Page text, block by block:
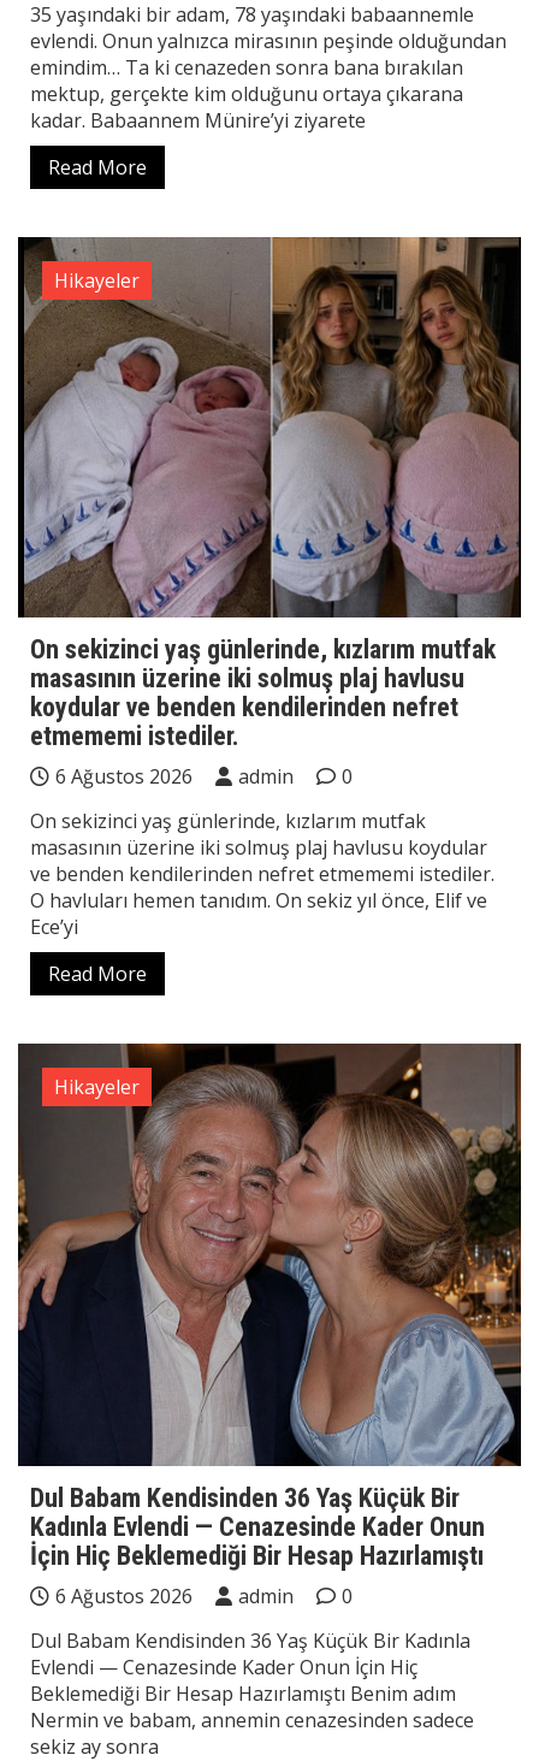
35 yaşındaki bir adam, 78 yaşındaki babaannemle
evlendi. Onun yalnızca mirasının peşinde olduğundan
emindim… Ta ki cenazeden sonra bana bırakılan
mektup, gerçekte kim olduğunu ortaya çıkarana
kadar. Babaannem Münire’yi ziyarete
Read More
Hikayeler
On sekizinci yaş günlerinde, kızlarım mutfak
masasının üzerine iki solmuş plaj havlusu
koydular ve benden kendilerinden nefret
etmememi istediler.
6 Ağustos 2026 admin
0
On sekizinci yaş günlerinde, kızlarım mutfak
masasının üzerine iki solmuş plaj havlusu koydular
ve benden kendilerinden nefret etmememi istediler.
O havluları hemen tanıdım. On sekiz yıl önce, Elif ve
Ece’yi
Read More
Hikayeler
Dul Babam Kendisinden 36 Yaş Küçük Bir
Kadınla Evlendi — Cenazesinde Kader Onun
İçin Hiç Beklemediği Bir Hesap Hazırlamıştı
6 Ağustos 2026 admin
0
Dul Babam Kendisinden 36 Yaş Küçük Bir Kadınla
Evlendi — Cenazesinde Kader Onun İçin Hiç
Beklemediği Bir Hesap Hazırlamıştı Benim adım
Nermin ve babam, annemin cenazesinden sadece
sekiz ay sonra